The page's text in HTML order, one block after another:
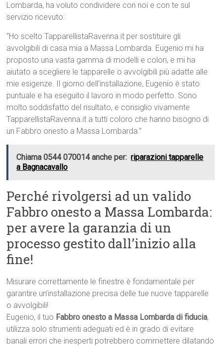
Lombarda, ha voluto condividere con noi e con te sul
servizio ricevuto:
“Ho scelto TapparellistaRavenna.it per sostituire gli
avvolgibili di casa mia a Massa Lombarda. Eugenio mi ha
proposto una vasta gamma di modelli e colori, e mi ha
aiutato a scegliere le tapparelle o avvolgibili più adatte alle
mie esigenze. Il giorno dell’installazione, Eugenio è stato
puntuale e ha eseguito il lavoro in modo perfetto. Sono
molto soddisfatto del risultato, e consiglio vivamente
TapparellistaRavenna.it a tutti coloro che hanno bisogno di
un Fabbro onesto a Massa Lombarda.”
Chiama 0544 070014 anche per: riparazioni tapparelle
a Bagnacavallo
Perché rivolgersi ad un valido
Fabbro onesto a Massa Lombarda:
per avere la garanzia di un
processo gestito dall’inizio alla
fine!
Misurare correttamente le finestre è fondamentale per
garantire un’installazione precisa delle tue nuove tapparelle
o avvolgibili!
Eugenio, il tuo Fabbro onesto a Massa Lombarda di fiducia,
utilizza solo strumenti adeguati ed è in grado di evitare
banali errori che inesperti potrebbero commettere dilatando